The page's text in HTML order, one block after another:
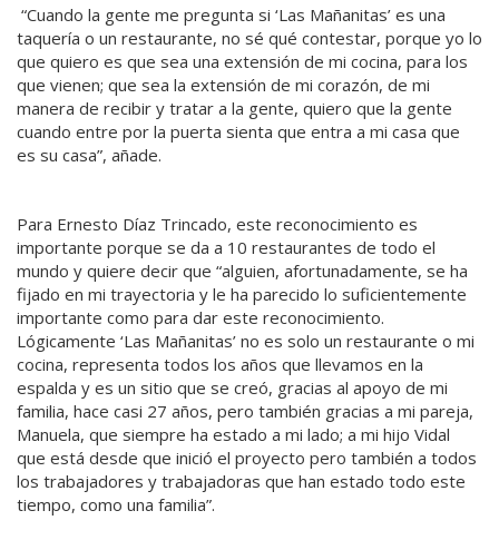
“Cuando la gente me pregunta si ‘Las Mañanitas’ es una
taquería o un restaurante, no sé qué contestar, porque yo lo
que quiero es que sea una extensión de mi cocina, para los
que vienen; que sea la extensión de mi corazón, de mi
manera de recibir y tratar a la gente, quiero que la gente
cuando entre por la puerta sienta que entra a mi casa que
es su casa”, añade.
Para Ernesto Díaz Trincado, este reconocimiento es
importante porque se da a 10 restaurantes de todo el
mundo y quiere decir que “alguien, afortunadamente, se ha
fijado en mi trayectoria y le ha parecido lo suficientemente
importante como para dar este reconocimiento.
Lógicamente ‘Las Mañanitas’ no es solo un restaurante o mi
cocina, representa todos los años que llevamos en la
espalda y es un sitio que se creó, gracias al apoyo de mi
familia, hace casi 27 años, pero también gracias a mi pareja,
Manuela, que siempre ha estado a mi lado; a mi hijo Vidal
que está desde que inició el proyecto pero también a todos
los trabajadores y trabajadoras que han estado todo este
tiempo, como una familia”.